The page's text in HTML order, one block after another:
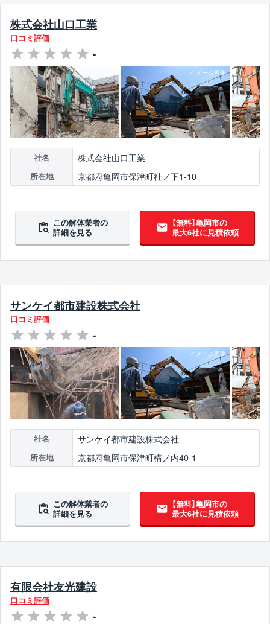
株式会社山口工業
口コミ評価
-
社名 株式会社山口工業
所在地 京都府亀岡市保津町社ノ下1-10
この解体業者の
詳細を見る
【無料】亀岡市の
最大6社に見積依頼
サンケイ都市建設株式会社
口コミ評価
-
社名 サンケイ都市建設株式会社
所在地 京都府亀岡市保津町構ノ内40-1
この解体業者の
詳細を見る
【無料】亀岡市の
最大6社に見積依頼
有限会社友光建設
口コミ評価
-